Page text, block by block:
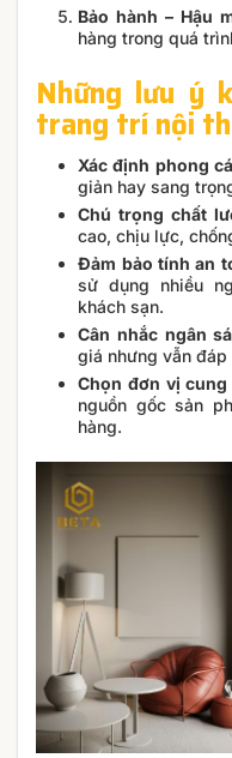
Bảo hành – Hậu
hàng trong quá
Những lưu ý
trang trí nội
Xác định phong
giản hay sang
Chú trọng chất
cao, chịu lực,
Đảm bảo tính an
sử dụng nhiều
khách sạn.
Cân nhắc ngân
giá nhưng vẫn
Chọn đơn vị
nguồn gốc sản
hàng.